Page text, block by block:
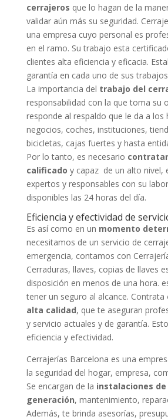
cerrajeros que lo hagan de la
validar aún más su seguridad.
una empresa cuyo personal es
en el ramo. Su trabajo esta
clientes alta eficiencia y eficacia.
garantía en cada uno de sus
La importancia del trabajo del
responsabilidad con la que toma su
responde al respaldo que le da a los
negocios, coches, instituciones,
bicicletas, cajas fuertes y hasta
Por lo tanto, es necesario
calificado y capaz de un alto nivel,
expertos y responsables con su
disponibles las 24 horas del día.
Eficiencia y efectividad de
Es así como en un momento
necesitamos de un servicio de
emergencia, contamos con
Cerraduras, llaves, copias de llaves
disposición en menos de una hora.
tener un seguro al alcance. Contrata
alta calidad, que te aseguran
y servicio actuales y de garantía.
eficiencia y efectividad.
Cerrajerías Barcelona es una
la seguridad del hogar, empresa,
Se encargan de la instalaciones
generación, mantenimiento,
Además, te brinda asesorías,